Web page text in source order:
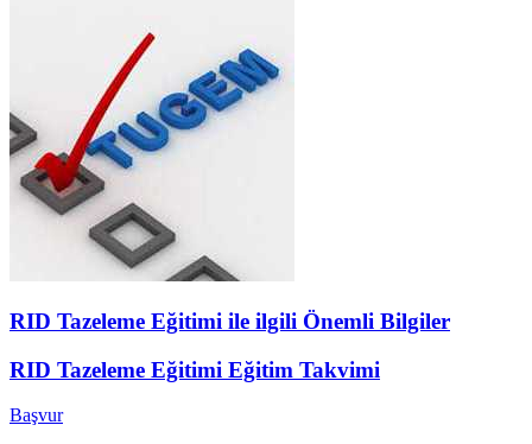
RID Tazeleme Eğitimi ile ilgili Önemli Bilgiler
RID Tazeleme Eğitimi Eğitim Takvimi
Başvur